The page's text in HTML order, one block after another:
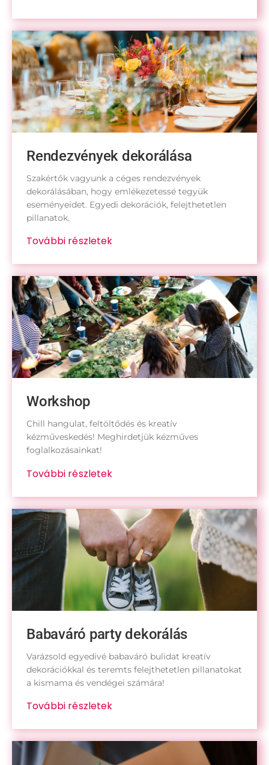
Rendezvények dekorálása
Szakértők vagyunk a céges rendezvények
dekorálásában, hogy emlékezetessé tegyük
eseményeidet. Egyedi dekorációk, felejthetetlen
pillanatok.
További részletek
Workshop
Chill hangulat, feltöltődés és kreatív
kézműveskedés! Meghirdetjük kézműves
foglalkozásainkat!
További részletek
Babaváró party dekorálás
Varázsold egyedivé babaváró bulidat kreatív
dekorációkkal és teremts felejthetetlen pillanatokat
a kismama és vendégei számára!
További részletek